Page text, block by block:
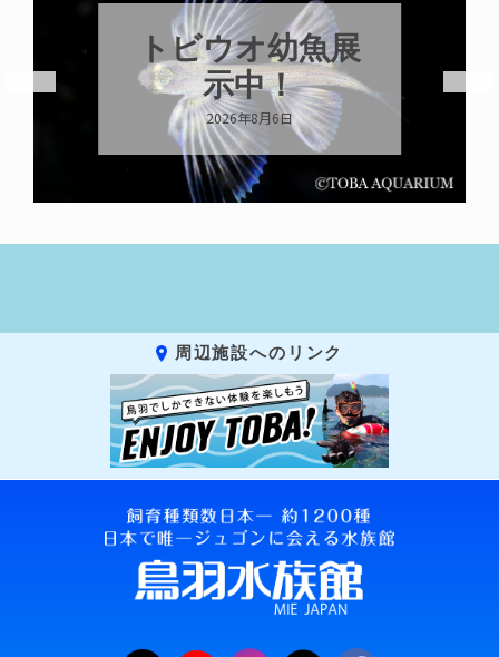
トビウオ幼魚展
示中！
2026年8月6日
周辺施設へのリンク